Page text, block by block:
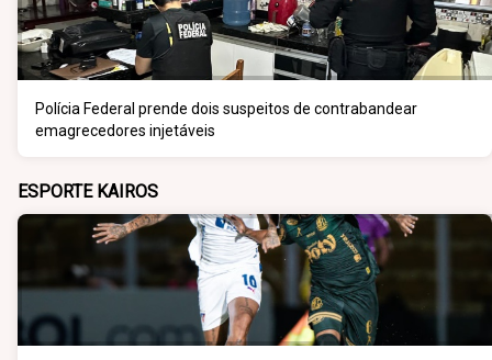
Polícia Federal prende dois suspeitos de contrabandear
emagrecedores injetáveis
ESPORTE KAIROS